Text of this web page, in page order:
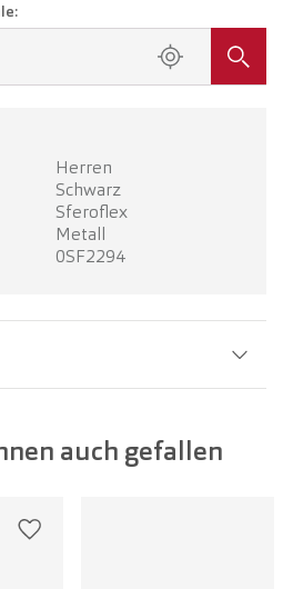
Herren
Schwarz
Sferoflex
Metall
0SF2294
57 mm
auch gefallen